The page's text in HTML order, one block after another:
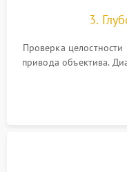
3.
Проверка
привода объектива.
питания и
затвора и блока